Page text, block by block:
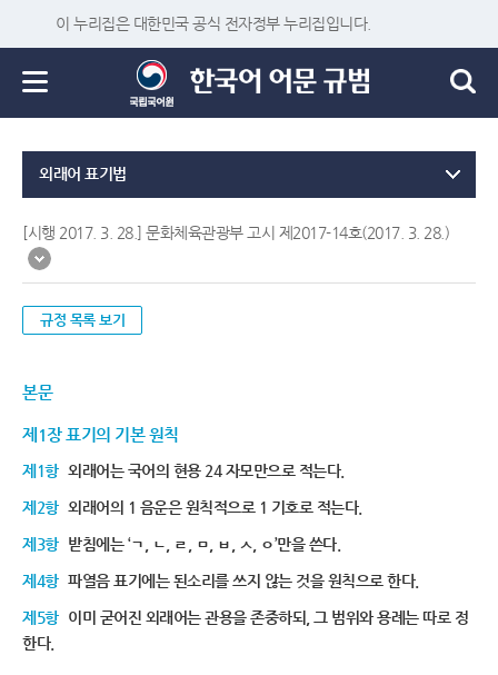
이 누리집은 대한민국 공식 전자정부 누리집입니다.
외래어 표기법
[시행 2017. 3. 28.] 문화체육관광부 고시 제2017-14호(2017. 3. 28.)
규정 목록 보기
본문
제1장 표기의 기본 원칙
제1항 외래어는 국어의 현용 24 자모만으로 적는다.
제2항 외래어의 1 음운은 원칙적으로 1 기호로 적는다.
제3항 받침에는 ‘ㄱ, ㄴ, ㄹ, ㅁ, ㅂ, ㅅ, ㅇ’만을 쓴다.
제4항 파열음 표기에는 된소리를 쓰지 않는 것을 원칙으로 한다.
제5항 이미 굳어진 외래어는 관용을 존중하되, 그 범위와 용례는 따로 정
한다.